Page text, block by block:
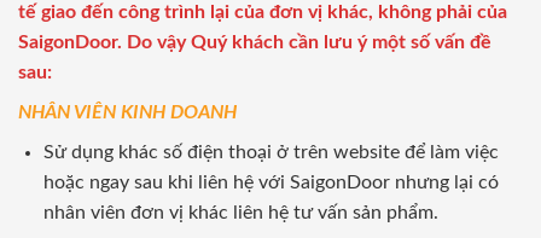
tế giao đến công trình lại của đơn vị khác, không phải của
SaigonDoor. Do vậy Quý khách cần lưu ý một số vấn đề
sau:
NHÂN VIÊN KINH DOANH
Sử dụng khác số điện thoại ở trên website để làm việc
hoặc ngay sau khi liên hệ với SaigonDoor nhưng lại có
nhân viên đơn vị khác liên hệ tư vấn sản phẩm.